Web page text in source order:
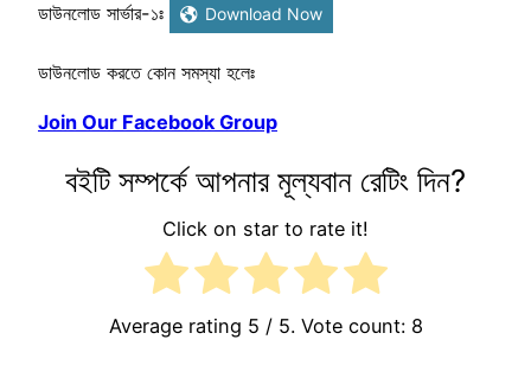
ডাউনলোড সার্ভার-১ঃ Download Now
ডাউনলোড করতে কোন সমস্যা হলেঃ
Join Our Facebook Group
বইটি সম্পর্কে আপনার মূল্যবান রেটিং দিন?
Click on star to rate it!
Average rating 5 / 5. Vote count: 8